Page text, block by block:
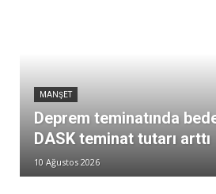
MANŞET
Deprem teminatında
DASK teminat tutarı arttı
10 Ağustos 2026